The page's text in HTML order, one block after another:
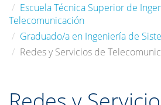
Escuela Técnica Superior de
Telecomunicación
Graduado/a en Ingeniería de
Redes y Servicios de